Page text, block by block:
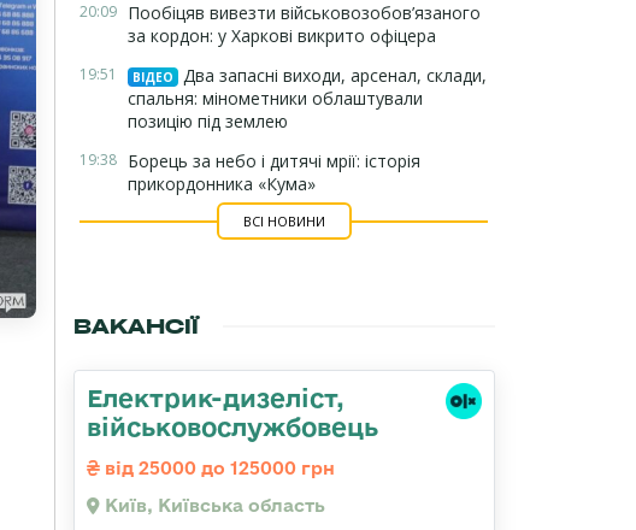
20:09 Пообіцяв вивезти військовозобов’язаного
за кордон: у Харкові викрито офіцера
19:51 ВІДЕО
Два запасні виходи, арсенал, склади,
спальня: мінометники облаштували
позицію під землею
19:38 Борець за небо і дитячі мрії: історія
прикордонника «Кума»
ВСІ НОВИНИ
ВАКАНСІЇ
Електрик-дизеліст,
військовослужбовець
від 25000 до 125000 грн
Київ, Київська область